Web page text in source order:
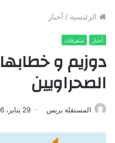
الرئيسية / أخبار
أخبار متفرقات
دوزيم و
الصحراويين
المستقلة بريس 29 يناير، 2016